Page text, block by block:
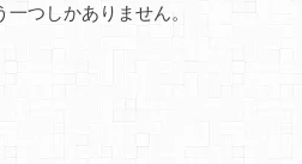
つしかありません。